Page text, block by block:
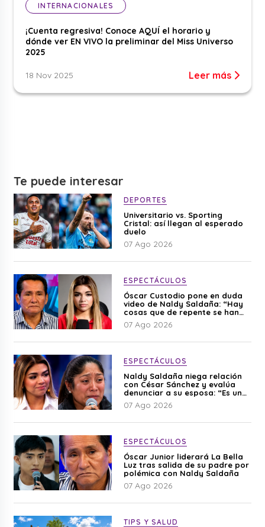
INTERNACIONALES
¡Cuenta regresiva! Conoce AQUÍ el horario y
dónde ver EN VIVO la preliminar del Miss Universo
2025
18 Nov 2025 Leer más
Te puede interesar
DEPORTES
Universitario vs. Sporting
Cristal: así llegan al esperado
duelo
07 Ago 2026
ESPECTÁCULOS
Óscar Custodio pone en duda
video de Naldy Saldaña: “Hay
cosas que de repente se han
editado”
07 Ago 2026
ESPECTÁCULOS
Naldy Saldaña niega relación
con César Sánchez y evalúa
denunciar a su esposa: “Es una
difamación”
07 Ago 2026
ESPECTÁCULOS
Óscar Junior liderará La Bella
Luz tras salida de su padre por
polémica con Naldy Saldaña
07 Ago 2026
TIPS Y SALUD